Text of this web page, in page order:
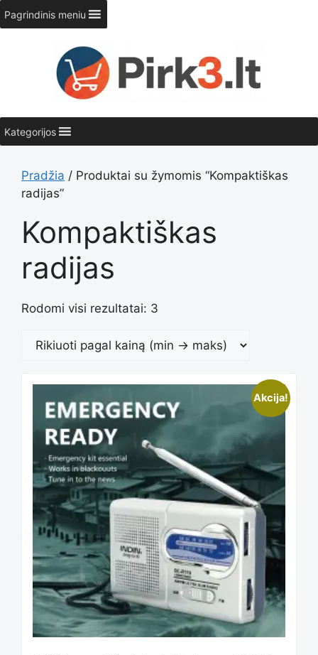
Pereiti
prie
turinio
Pagrindinis meniu
Kategorijos
Pradžia / Produktai su žymomis “Kompaktiškas
radijas”
Kompaktiškas
radijas
Rodomi visi rezultatai: 3
pagal
kainą:
nuo
mažos
iki
didelės
Akcija!